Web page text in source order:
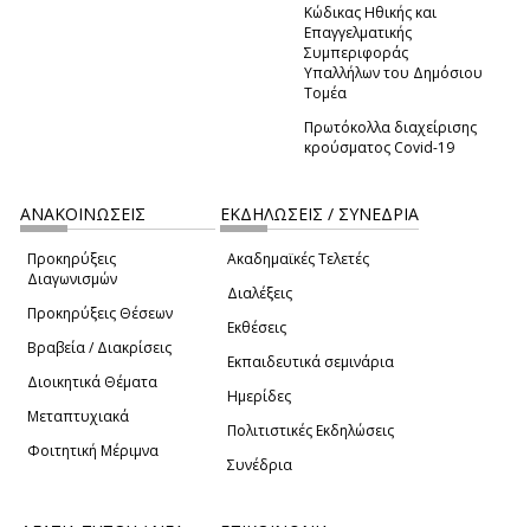
Κώδικας Ηθικής και
Επαγγελματικής
Συμπεριφοράς
Υπαλλήλων του Δημόσιου
Τομέα
Πρωτόκολλα διαχείρισης
κρούσματος Covid-19
ΑΝΑΚΟΙΝΩΣΕΙΣ
Προκηρύξεις
Διαγωνισμών
Προκηρύξεις Θέσεων
Βραβεία / Διακρίσεις
Διοικητικά Θέματα
Μεταπτυχιακά
Φοιτητική Μέριμνα
ΕΚΔΗΛΩΣΕΙΣ / ΣΥΝΕΔΡΙΑ
Ακαδημαϊκές Τελετές
Διαλέξεις
Εκθέσεις
Εκπαιδευτικά σεμινάρια
Ημερίδες
Πολιτιστικές Εκδηλώσεις
Συνέδρια